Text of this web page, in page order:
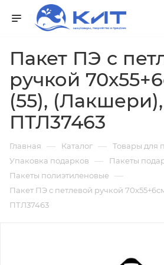
Пакет ПЭ с
ручкой
(55), (Лакшери),
ПТЛ37463
Главная — Каталог — Товары для
Упаковка подарков — Пакеты
Пакеты полиэтиленовые —
Пакет ПЭ с петлевой ручкой
ПТЛ37463